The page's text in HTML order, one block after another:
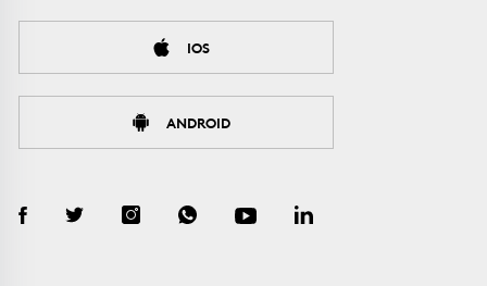
IOS
ANDROID